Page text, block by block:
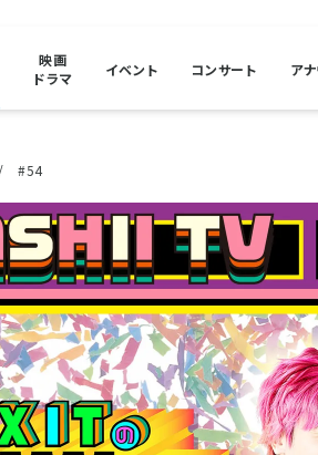
映画
ドラマ
イベント コンサート ア
#54